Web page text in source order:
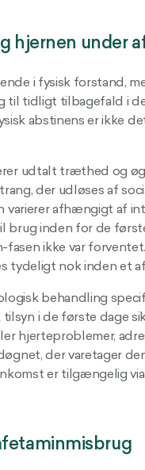
hjernen under
i fysisk forstand,
til tidligt tilbagefald i
abstinens er ikke
udtalt træthed og
der udløses af
varierer afhængigt af
brug inden for de
ikke var
tydeligt nok inden et
behandling
i de første dage
hjerteproblemer,
der varetager
er tilgængelig